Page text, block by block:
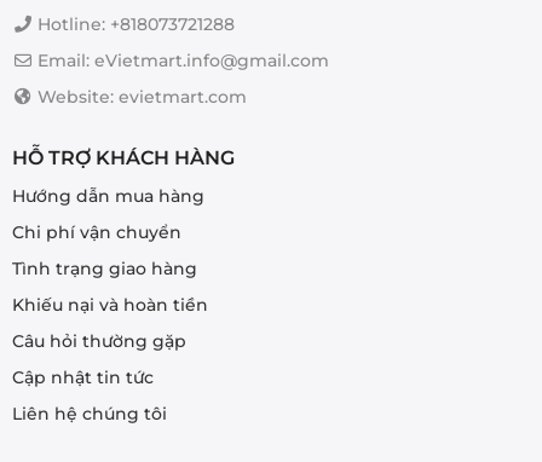
Hotline: +818073721288
Email: eVietmart.info@gmail.com
Website: evietmart.com
HỖ TRỢ KHÁCH HÀNG
Hướng dẫn mua hàng
Chi phí vận chuyển
Tình trạng giao hàng
Khiếu nại và hoàn tiền
Câu hỏi thường gặp
Cập nhật tin tức
Liên hệ chúng tôi